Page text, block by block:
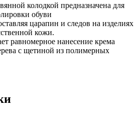
колодкой предназначена для
обуви
царапин и следов на изделиях
кожи.
равномерное нанесение крема
с щетиной из полимерных